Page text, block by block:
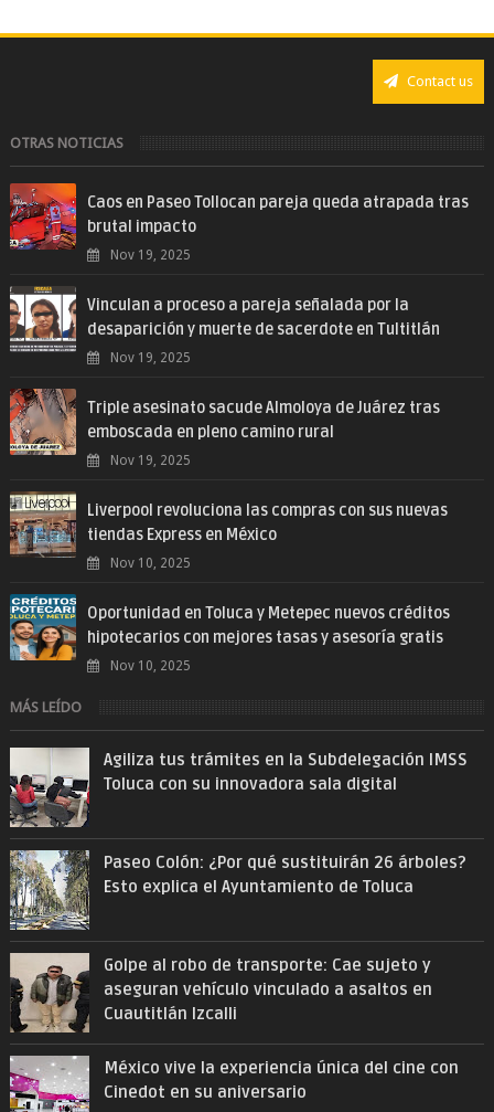
Contact us
OTRAS NOTICIAS
Caos en Paseo Tollocan pareja queda atrapada tras
brutal impacto
Nov 19, 2025
Vinculan a proceso a pareja señalada por la
desaparición y muerte de sacerdote en Tultitlán
Nov 19, 2025
Triple asesinato sacude Almoloya de Juárez tras
emboscada en pleno camino rural
Nov 19, 2025
Liverpool revoluciona las compras con sus nuevas
tiendas Express en México
Nov 10, 2025
Oportunidad en Toluca y Metepec nuevos créditos
hipotecarios con mejores tasas y asesoría gratis
Nov 10, 2025
MÁS LEÍDO
Agiliza tus trámites en la Subdelegación IMSS
Toluca con su innovadora sala digital
Paseo Colón: ¿Por qué sustituirán 26 árboles?
Esto explica el Ayuntamiento de Toluca
Golpe al robo de transporte: Cae sujeto y
aseguran vehículo vinculado a asaltos en
Cuautitlán Izcalli
México vive la experiencia única del cine con
Cinedot en su aniversario